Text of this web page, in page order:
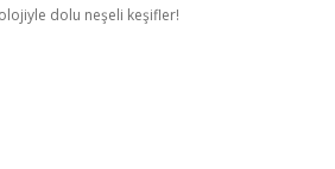
dolu neşeli keşifler!